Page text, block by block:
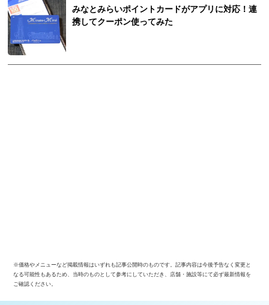
みなとみらいポイントカードがアプリに対応！連
携してクーポン使ってみた
※価格やメニューなど掲載情報はいずれも記事公開時のものです。記事内容は今後予告なく変更と
なる可能性もあるため、当時のものとして参考にしていただき、店舗・施設等にて必ず最新情報を
ご確認ください。